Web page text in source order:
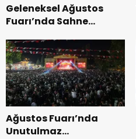
Geleneksel Ağustos
Fuarı’nda Sahne
Ağustos Fuarı’nda
Unutulmaz